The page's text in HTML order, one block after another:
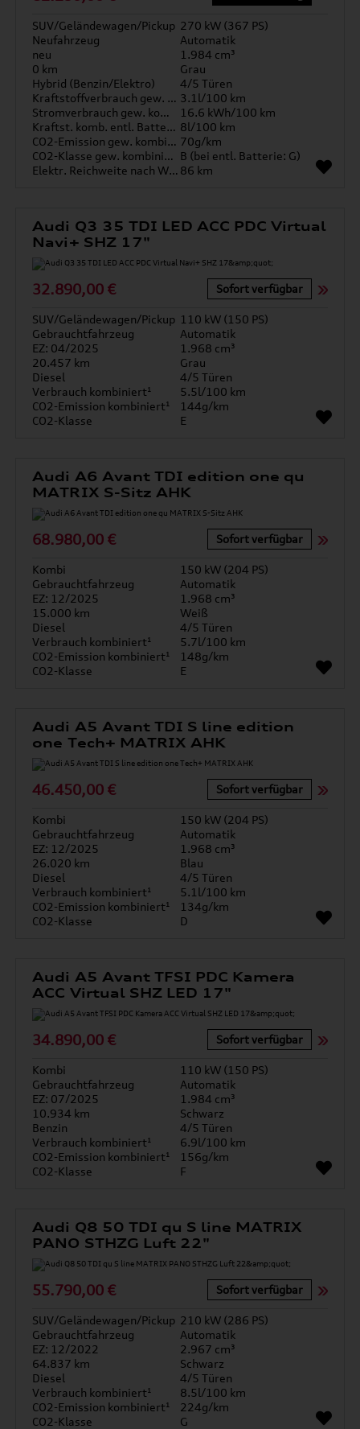
SUV/Geländewagen/Pickup 270 kW (367 PS)
Neufahrzeug
Automatik
neu
1.984 cm³
0 km
Grau
Hybrid (Benzin/Elektro)
4/5 Türen
Kraftstoffverbrauch gew. kombiniert 3.1l/100 km
Stromverbrauch gew. kombiniert
16.6 kWh/100 km
Kraftst. komb. entl. Batterie 8l/100 km
CO2-Emission gew. kombiniert 70g/km
CO2-Klasse gew. kombiniert B (bei entl. Batterie: G)
Elektr. Reichweite nach WLTP* 86 km
Audi Q3 35 TDI LED ACC PDC Virtual
Navi+ SHZ 17"
32.890,00 € Sofort verfügbar
SUV/Geländewagen/Pickup 110 kW (150 PS)
Gebrauchtfahrzeug
Automatik
EZ: 04/2025
1.968 cm³
20.457 km
Grau
Diesel
4/5 Türen
Verbrauch kombiniert¹
5.5l/100 km
CO2-Emission kombiniert¹
144g/km
CO2-Klasse
E
Audi A6 Avant TDI edition one qu
MATRIX S-Sitz AHK
68.980,00 € Sofort verfügbar
Kombi
150 kW (204 PS)
Gebrauchtfahrzeug
Automatik
EZ: 12/2025
1.968 cm³
15.000 km
Weiß
Diesel
4/5 Türen
Verbrauch kombiniert¹
5.7l/100 km
CO2-Emission kombiniert¹
148g/km
CO2-Klasse
E
Audi A5 Avant TDI S line edition
one Tech+ MATRIX AHK
46.450,00 € Sofort verfügbar
Kombi
150 kW (204 PS)
Gebrauchtfahrzeug
Automatik
EZ: 12/2025
1.968 cm³
26.020 km
Blau
Diesel
4/5 Türen
Verbrauch kombiniert¹
5.1l/100 km
CO2-Emission kombiniert¹
134g/km
CO2-Klasse
D
Audi A5 Avant TFSI PDC Kamera
ACC Virtual SHZ LED 17"
34.890,00 € Sofort verfügbar
Kombi
110 kW (150 PS)
Gebrauchtfahrzeug
Automatik
EZ: 07/2025
1.984 cm³
10.934 km
Schwarz
Benzin
4/5 Türen
Verbrauch kombiniert¹
6.9l/100 km
CO2-Emission kombiniert¹
156g/km
CO2-Klasse
F
Audi Q8 50 TDI qu S line MATRIX
PANO STHZG Luft 22"
55.790,00 € Sofort verfügbar
SUV/Geländewagen/Pickup 210 kW (286 PS)
Gebrauchtfahrzeug
Automatik
EZ: 12/2022
2.967 cm³
64.837 km
Schwarz
Diesel
4/5 Türen
Verbrauch kombiniert¹
8.5l/100 km
CO2-Emission kombiniert¹
224g/km
CO2-Klasse
G